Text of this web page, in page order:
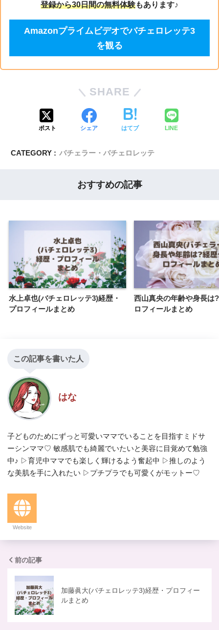
登録から30日間の無料体験もあります♪
Amazonプライムビデオでバチェロレッテ3
を観る
SHARE
ポスト シェア はてブ LINE
CATEGORY : バチェラー・バチェロレッテ
おすすめの記事
水上卓也(バチェロレッテ3)経歴・
プロフィールまとめ
西山真央の年齢や身長は
ロフィールまとめ
この記事を書いた人
はな
子どものためにずっと可愛いママでいることを目指すミドサ
ーシンママ♡ 敏感肌でも綺麗でいたいと美容に目覚めて勉強
中♪ ▷育児中ママでも楽しく輝けるよう奮起中 ▷推しのよう
な美肌を手に入れたい ▷プチプラでも可愛くがモットー♡
Website
前の記事
加藤眞大(バチェロレッテ3)経歴・プロフィー
ルまとめ